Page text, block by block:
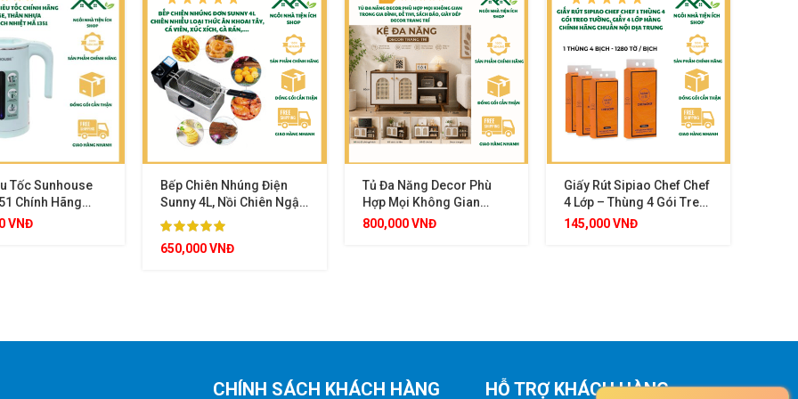
Tốc Sunhouse
Chính Hãng
Lớn 1.8L, Thân
VNĐ
Bếp Chiên Nhúng Điện
Sunny 4L, Nồi Chiên Ngập
Dầu 2500W Inox Cao Cấp
Điều Chỉnh Nhiệt Độ Tiện
Lợi
650,000VNĐ
Tủ Đa Năng Decor Phù
Hợp Mọi Không Gian
Trong Gia Đình, Để Tivi,
800,000VNĐ
Giấy Rút Sipiao Chef Chef
4 Lớp – Thùng 4 Gói Treo
Tường, Tiện Lợi, An Toàn
145,000VNĐ
CHÍNH SÁCH KHÁCH HÀNG HỖ TRỢ KHÁCH HÀNG